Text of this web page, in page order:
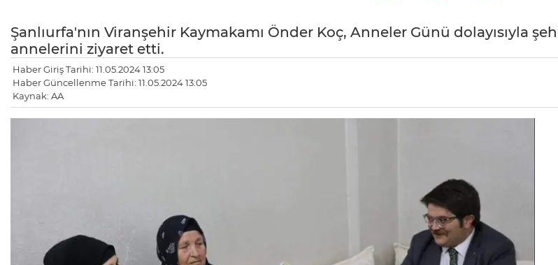
Şanlıurfa'nın Viranşehir Kaymakamı Önder Koç, Anneler Günü dolayısıyla
annelerini ziyaret etti.
Haber Giriş Tarihi: 11.05.2024 13:05
Haber Güncellenme Tarihi: 11.05.2024 13:05
Kaynak: AA